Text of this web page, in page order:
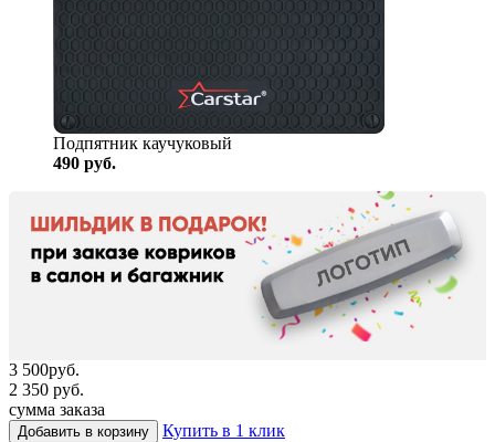
Подпятник каучуковый
490 руб.
3 500руб.
2 350 руб.
сумма заказа
Добавить в корзину
Купить в 1 клик